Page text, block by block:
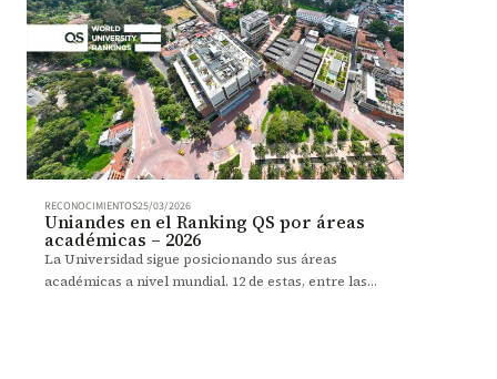
RECONOCIMIENTOS25/03/2026
Uniandes en el Ranking QS por áreas
académicas – 2026
La Universidad sigue posicionando sus áreas
académicas a nivel mundial. 12 de estas, entre las